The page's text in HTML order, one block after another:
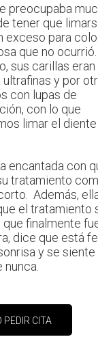
preocupaba
tener que
exceso para
que no
sus carillas eran
y por
con lupas de
con lo que
limar el
encantada con
tratamiento
Además,
el tratamiento
que finalmente
dice que está
y se siente
nunca.
PEDIR CITA